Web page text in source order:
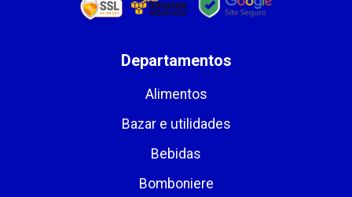
Departamentos
Alimentos
Bazar e utilidades
Bebidas
Bomboniere